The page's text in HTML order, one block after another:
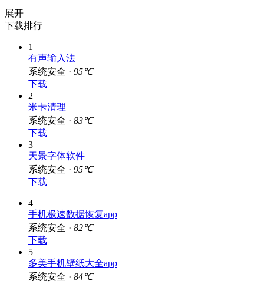
展开
下载排行
1
有声输入法
系统安全 ·
95℃
下载
2
米卡清理
系统安全 ·
83℃
下载
3
天景字体软件
系统安全 · 95℃
下载
4
手机极速数据恢复app
系统安全 ·
82℃
下载
5
多美手机壁纸大全app
系统安全 ·
84℃